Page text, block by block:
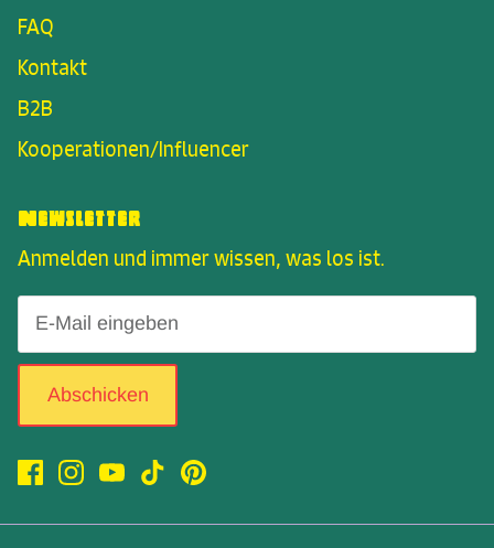
FAQ
Kontakt
B2B
Kooperationen/Influencer
Newsletter
Anmelden und immer wissen, was los ist.
Abschicken